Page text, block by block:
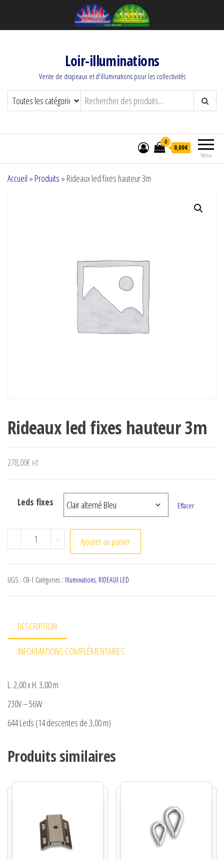
Loir-illuminations
Vente de drapeaux et d'illuminations pour les collectivités
Menu
0
0,00€
Accueil » Produits » Rideaux led fixes hauteur 3m
Rideaux led fixes hauteur 3m
278,00€ HT
Leds fixes Effacer
- quantité de Rideaux led fixes hauteur 3m
+ Ajouter au panier
UGS : CB-1 Catégories : Illuminations, RIDEAUX LED
DESCRIPTION
INFORMATIONS COMPLÉMENTAIRES
L. 2,00 x H. 3,00 m
230V – 56W
644 Leds (14 descentes de 3,00 m)
Produits similaires